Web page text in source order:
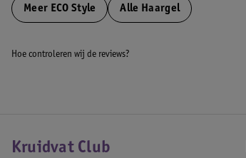
Meer ECO Style Alle Haargel
Hoe controleren wij de reviews?
Kruidvat Club